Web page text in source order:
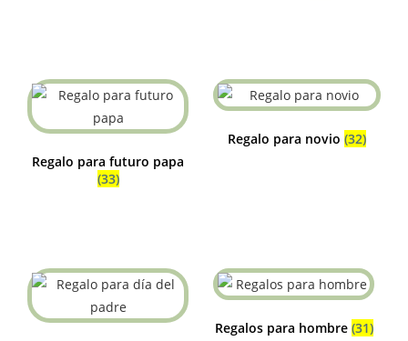
Regalo para futuro papa
(33)
Regalo para novio (32)
Regalos para hombre (31)